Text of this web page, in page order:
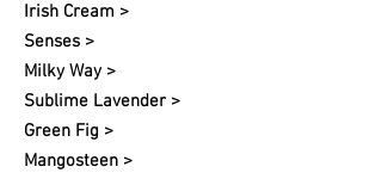
Irish Cream >
Senses >
Milky Way >
Sublime Lavender >
Green Fig >
Mangosteen >